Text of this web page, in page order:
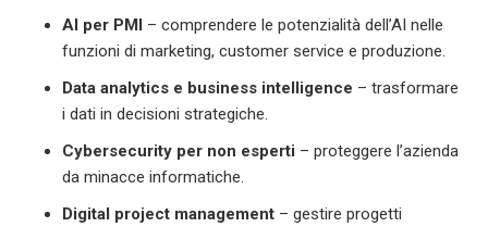
AI per PMI – comprendere le potenzialità dell’AI nelle
funzioni di marketing, customer service e produzione.
Data analytics e business intelligence – trasformare
i dati in decisioni strategiche.
Cybersecurity per non esperti – proteggere l’azienda
da minacce informatiche.
Digital project management– gestire progetti